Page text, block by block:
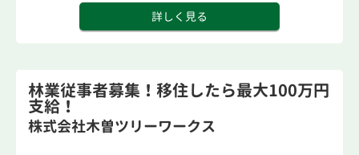
詳しく見る
林業従事者募集！移住したら最大100万円
支給！
株式会社木曽ツリーワークス